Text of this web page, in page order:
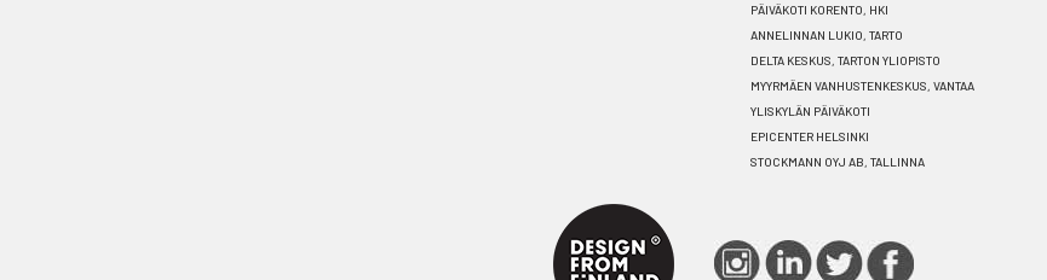
PÄIVÄKOTI KORENTO, HKI
ANNELINNAN LUKIO, TARTO
DELTA KESKUS, TARTON YLIOPISTO
MYYRMÄEN VANHUSTENKESKUS, VANTAA
YLISKYLÄN PÄIVÄKOTI
EPICENTER HELSINKI
STOCKMANN OYJ AB, TALLINNA